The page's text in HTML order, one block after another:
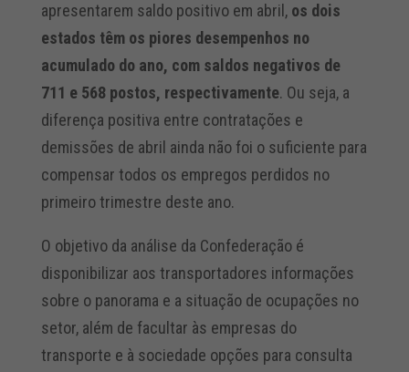
apresentarem saldo positivo em abril, os dois
estados têm os piores desempenhos no
acumulado do ano, com saldos negativos de
711 e 568 postos, respectivamente. Ou seja, a
diferença positiva entre contratações e
demissões de abril ainda não foi o suficiente para
compensar todos os empregos perdidos no
primeiro trimestre deste ano.
O objetivo da análise da Confederação é
disponibilizar aos transportadores informações
sobre o panorama e a situação de ocupações no
setor, além de facultar às empresas do
transporte e à sociedade opções para consulta